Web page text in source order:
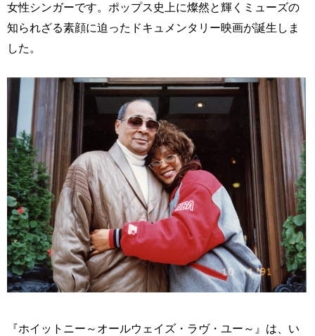
女性シンガーです。ポップス史上に燦然と輝くミューズの
知られざる素顔に迫ったドキュメンタリー映画が誕生しま
した。
『ホイットニー～オールウェイズ・ラヴ・ユー～』は、い